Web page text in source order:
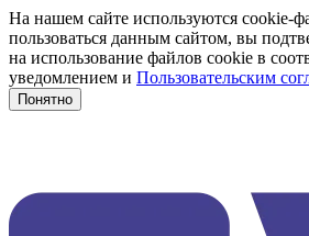
На нашем сайте используются cookie-
пользоваться данным сайтом, вы
на использование файлов cookie в
уведомлением и Пользовательским
Понятно